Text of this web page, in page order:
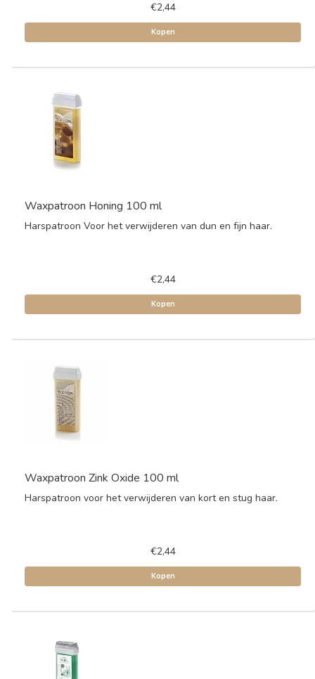
€2,44
Kopen
Waxpatroon Honing 100 ml
Harspatroon Voor het verwijderen van dun en fijn haar.
€2,44
Kopen
Waxpatroon Zink Oxide 100 ml
Harspatroon voor het verwijderen van kort en stug haar.
€2,44
Kopen